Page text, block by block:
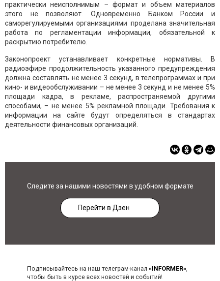
практически неисполнимым – формат и объем материалов
этого не позволяют. Одновременно Банком России и
саморегулируемыми организациями проделана значительная
работа по регламентации информации, обязательной к
раскрытию потребителю.
Законопроект устанавливает конкретные нормативы. В
радиоэфире продолжительность указанного предупреждения
должна составлять не менее 3 секунд, в телепрограммах и при
кино- и видеообслуживании – не менее 3 секунд и не менее 5%
площади кадра, в рекламе, распространяемой другими
способами, – не менее 5% рекламной площади. Требования к
информации на сайте будут определяться в стандартах
деятельности финансовых организаций.
Следите за нашими новостями в удобном формате
Перейти в Дзен
Подписывайтесь на наш телеграм-канал «INFORMER»,
чтобы быть в курсе всех новостей и событий!